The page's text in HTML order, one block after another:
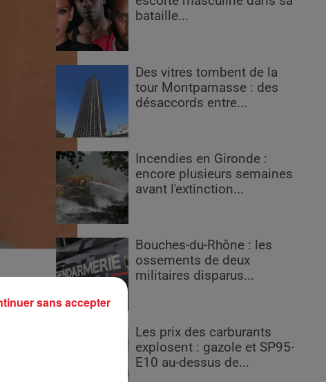
bataille...
Des vitres tombent de la
tour Montparnasse : des
désaccords entre...
Incendies en Gironde :
encore plusieurs semaines
avant l'extinction...
Bouches-du-Rhône : les
ossements de deux
militaires disparus...
Les prix des carburants
explosent : gazole et SP95-
E10 au-dessus de...
sans accepter